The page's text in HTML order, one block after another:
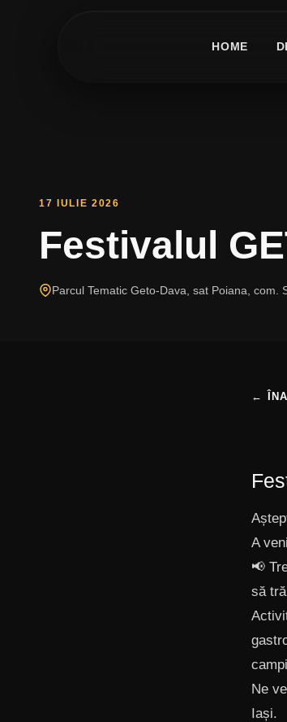
HOME
17 IULIE 2026
Festivalul
Parcul Tematic Geto-Dava, sat Poiana, com.
←
A
📢
să
Ne
Iași.